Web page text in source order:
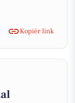
Kopiér link